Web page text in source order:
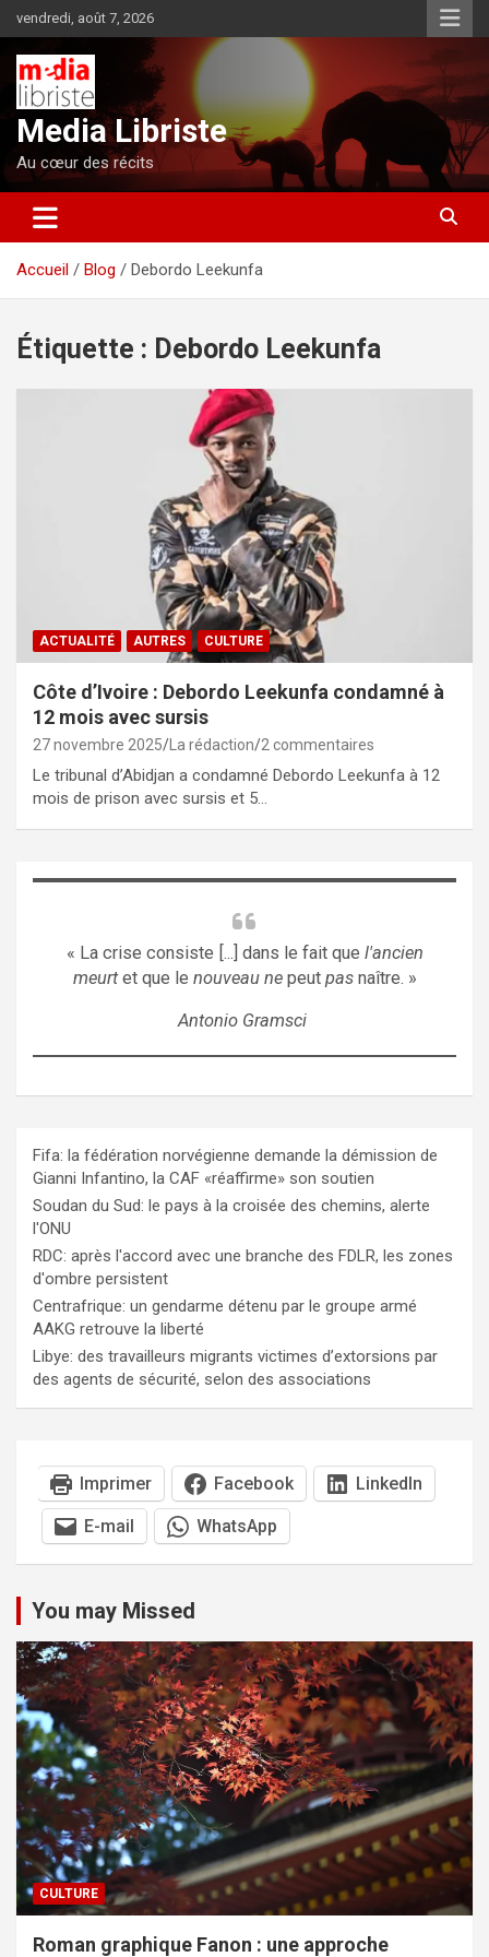
au
contenu
vendredi, août 7, 2026
Media Libriste
Au cœur des récits
Accueil Blog Debordo Leekunfa
Étiquette : Debordo Leekunfa
ACTUALITÉ AUTRES CULTURE
Côte d’Ivoire : Debordo Leekunfa condamné à
12 mois avec sursis
27 novembre 2025 La rédaction 2 commentaires
Le tribunal d’Abidjan a condamné Debordo Leekunfa à 12
mois de prison avec sursis et 5…
« La crise consiste [...] dans le fait que l'ancien
meurtet que le nouveau nepeut pasnaître. »
Antonio Gramsci
Fifa: la fédération norvégienne demande la démission de
Gianni Infantino, la CAF «réaffirme» son soutien
Soudan du Sud: le pays à la croisée des chemins, alerte
l'ONU
RDC: après l'accord avec une branche des FDLR, les zones
d'ombre persistent
Centrafrique: un gendarme détenu par le groupe armé
AAKG retrouve la liberté
Libye: des travailleurs migrants victimes d’extorsions par
des agents de sécurité, selon des associations
Imprimer Facebook LinkedIn
E-mail WhatsApp
You may Missed
CULTURE
Roman graphique Fanon : une approche